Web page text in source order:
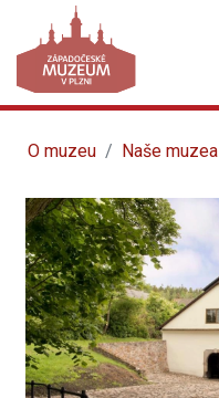
O muzeu Naše muzea